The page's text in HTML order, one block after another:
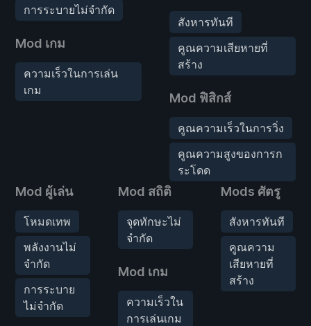
การระบายไม่จำกัด
Mod เกม
ความเร็วในการเล่น
เกม
สังหารทันที
คูณความเสียหายที่
สร้าง
Mod ฟิสิกส์
คูณความเร็วในการวิ่ง
คูณความสูงของการก
ระโดด
Mod ผู้เล่น
โหมดเทพ
พลังงานไม่
จำกัด
การระบาย
ไม่จำกัด
Mod สถิติ
จุดทักษะไม่
จำกัด
Mod เกม
ความเร็วใน
การเล่นเกม
Mods ศัตรู
สังหารทันที
คูณความ
เสียหายที่
สร้าง